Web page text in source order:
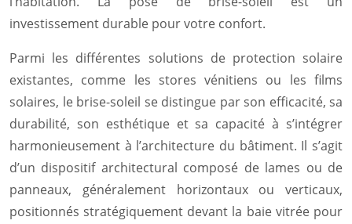
investissement durable pour votre confort.
Parmi les différentes solutions de protection solaire
existantes, comme les stores vénitiens ou les films
solaires, le brise-soleil se distingue par son efficacité, sa
durabilité, son esthétique et sa capacité à s’intégrer
harmonieusement à l’architecture du bâtiment. Il s’agit
d’un dispositif architectural composé de lames ou de
panneaux, généralement horizontaux ou verticaux,
positionnés stratégiquement devant la baie vitrée pour